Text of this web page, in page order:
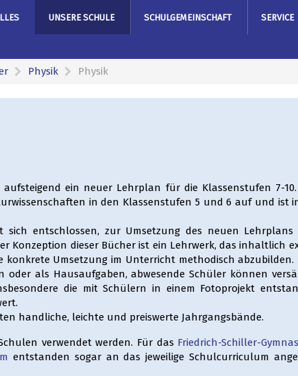
UNSERE SCHULE SCHULGEMEINSCHAFT SERVICE
Physik Physik
ein neuer Lehrplan für die Klassenstufen 7-10.
in den Klassenstufen 5 und 6 auf und ist
sich entschlossen, zur Umsetzung des neuen Lehrplans
Konzeption dieser Bücher ist ein Lehrwerk, das inhaltlich
Umsetzung im Unterricht methodisch abzubilden.
als Hausaufgaben, abwesende Schüler können
die mit Schülern in einem Fotoprojekt
handliche, leichte und preiswerte Jahrgangsbände.
verwendet werden. Für das Friedrich-Schiller-
entstanden sogar an das jeweilige Schulcurriculum